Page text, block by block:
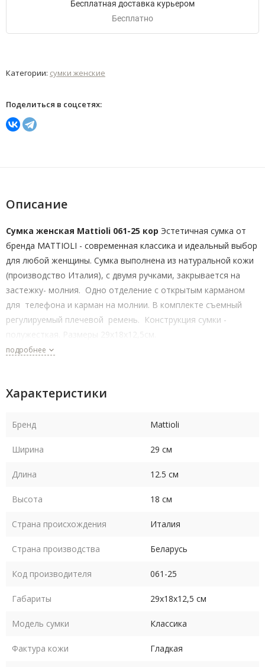
Бесплатная доставка курьером
Бесплатно
Категории: сумки женские
Поделиться в соцсетях:
Описание
Сумка женская Mattioli 061-25 кор Эстетичная сумка от
бренда MATTIOLI - современная классика и идеальный выбор
для любой женщины. Сумка выполнена из натуральной кожи
(производство Италия), с двумя ручками, закрывается на
застежку- молния. Одно отделение с открытым карманом
для телефона и карман на молнии. В комплекте съемный
регулируемый плечевой ремень. Конструкция сумки -
полужесткая. Размеры 29x18x12,5см.
подробнее
Характеристики
Бренд Mattioli
Ширина 29 см
Длина 12.5 см
Высота 18 см
Страна происхождения Италия
Страна производства Беларусь
Код производителя 061-25
Габариты 29х18х12,5 см
Модель сумки Классика
Фактура кожи Гладкая